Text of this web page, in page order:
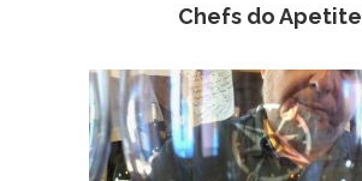
Chefs do Apetite